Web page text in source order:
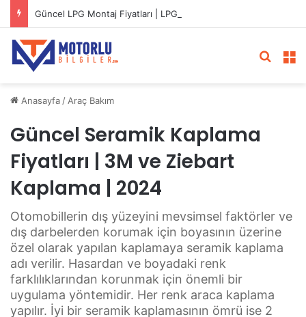
Güncel LPG Montaj Fiyatları | LPG Ne Kadara Takılır?
Anasayfa / Araç Bakım
Güncel Seramik Kaplama
Fiyatları | 3M ve Ziebart
Kaplama | 2024
Otomobillerin dış yüzeyini mevsimsel faktörler ve
dış darbelerden korumak için boyasının üzerine
özel olarak yapılan kaplamaya seramik kaplama
adı verilir. Hasardan ve boyadaki renk
farklılıklarından korunmak için önemli bir
uygulama yöntemidir. Her renk araca kaplama
yapılır. İyi bir seramik kaplamasının ömrü ise 2